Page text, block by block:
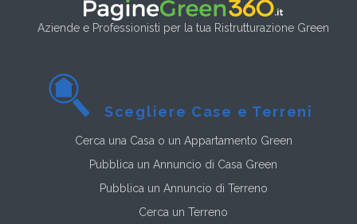
Aziende e Professionisti per la tua Ristrutturazione Green
Scegliere Case e Terreni
Cerca una Casa o un Appartamento Green
Pubblica un Annuncio di Casa Green
Pubblica un Annuncio di Terreno
Cerca un Terreno